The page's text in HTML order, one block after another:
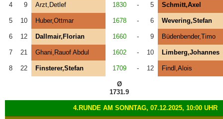
4 9 Arzt,Detlef 1830 - 5 Schmitt,Axel
5 10 Huber,Ottmar 1678 - 6 Wevering,Stefan
6 12 Dallmair,Florian 1660 - 9 Büdenbender,Timo
7 21 Ghani,Rauof Abdul 1602 - 10 Limberg,Johannes
8 22 Finsterer,Stefan 1709 - 12 Findl,Alois
Ø
1731.9
4.RUNDE AM SONNTAG, 07.12.2025, 10:00 UHR